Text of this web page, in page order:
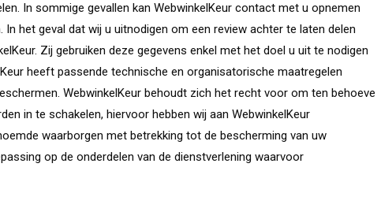
In sommige gevallen kan WebwinkelKeur contact met u opnemen
het geval dat wij u uitnodigen om een review achter te laten delen
Zij gebruiken deze gegevens enkel met het doel u uit te nodigen
heeft passende technische en organisatorische maatregelen
WebwinkelKeur behoudt zich het recht voor om ten behoeve
in te schakelen, hiervoor hebben wij aan WebwinkelKeur
waarborgen met betrekking tot de bescherming van uw
op de onderdelen van de dienstverlening waarvoor